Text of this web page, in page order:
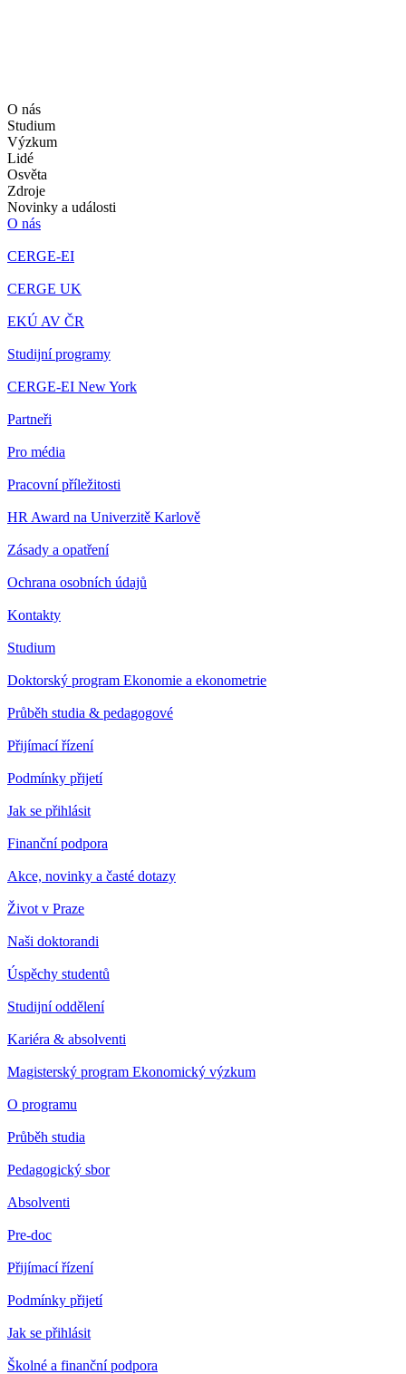
O nás
Studium
Výzkum
Lidé
Osvěta
Zdroje
Novinky a události
O nás
CERGE-EI
CERGE UK
EKÚ AV ČR
Studijní programy
CERGE-EI New York
Partneři
Pro média
Pracovní příležitosti
HR Award na Univerzitě Karlově
Zásady a opatření
Ochrana osobních údajů
Kontakty
Studium
Doktorský program Ekonomie a ekonometrie
Průběh studia & pedagogové
Přijímací řízení
Podmínky přijetí
Jak se přihlásit
Finanční podpora
Akce, novinky a časté dotazy
Život v Praze
Naši doktorandi
Úspěchy studentů
Studijní oddělení
Kariéra & absolventi
Magisterský program Ekonomický výzkum
O programu
Průběh studia
Pedagogický sbor
Absolventi
Pre-doc
Přijímací řízení
Podmínky přijetí
Jak se přihlásit
Školné a finanční podpora